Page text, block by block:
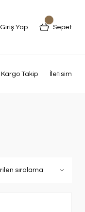
Giriş Yap Sepet
Kargo Takip İletisim